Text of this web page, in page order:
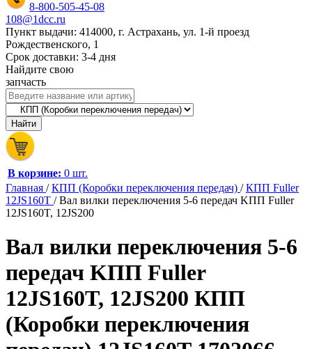
8-800-505-45-08
108@1dcc.ru
Пункт выдачи: 414000, г. Астрахань, ул. 1-й проезд
Рождественского, 1
Срок доставки: 3-4 дня
Найдите свою
запчасть
В корзине: 0 шт.
Главная /КПП (Коробки переключения передач) /КПП Fuller
12JS160T /Вал вилки переключения 5-6 передач KПП Fuller
12JS160T, 12JS200
Вал вилки переключения 5-6
передач KПП Fuller
12JS160T, 12JS200 КПП
(Коробки переключения